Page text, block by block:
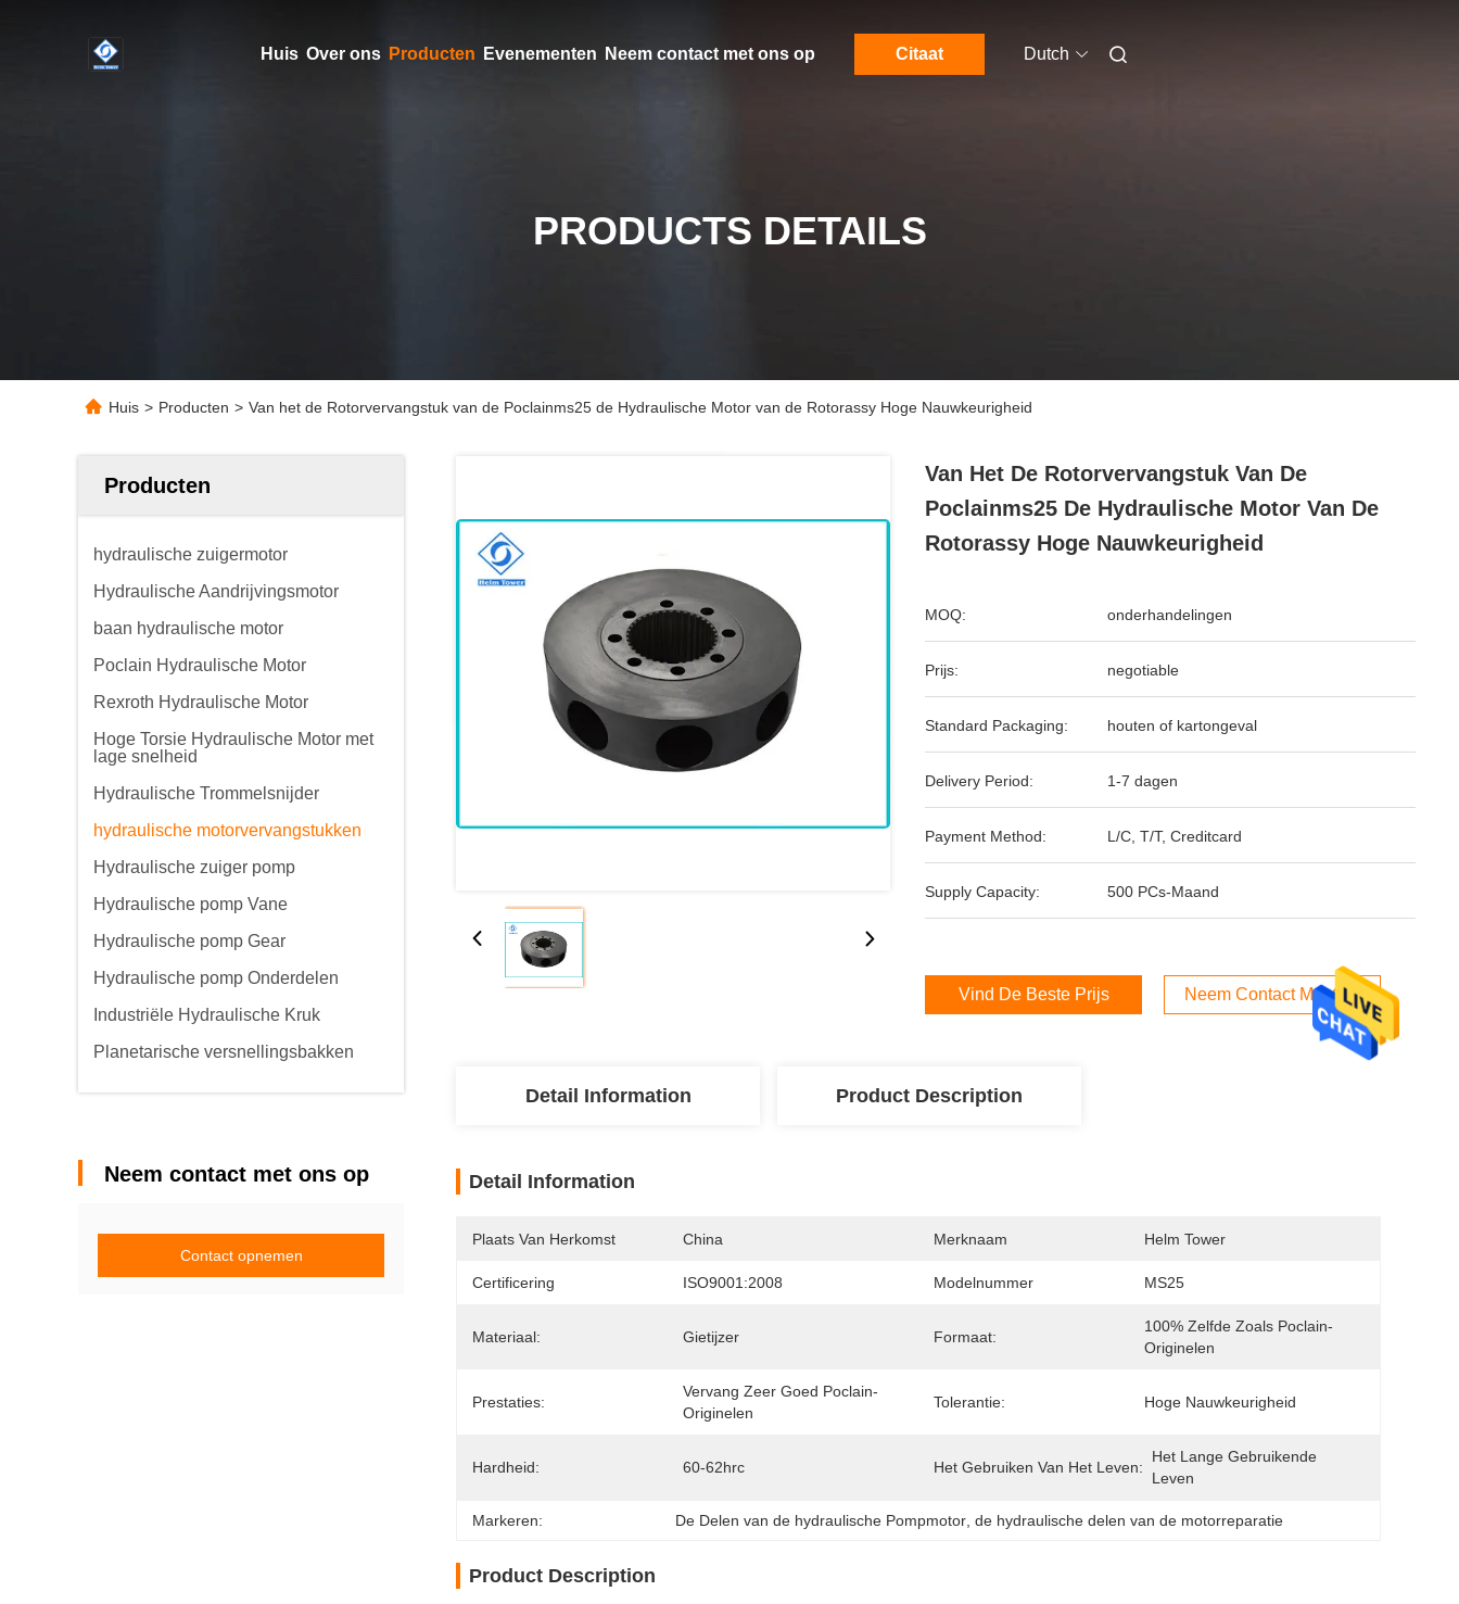
Huis Over ons Producten Evenementen Neem contact met ons op Citaat Dutch
PRODUCTS DETAILS
Huis > Producten > Van het de Rotorvervangstuk van de Poclainms25 de Hydraulische Motor van de Rotorassy Hoge Nauwkeurigheid
Producten
hydraulische zuigermotor
Hydraulische Aandrijvingsmotor
baan hydraulische motor
Poclain Hydraulische Motor
Rexroth Hydraulische Motor
Hoge Torsie Hydraulische Motor met
lage snelheid
Hydraulische Trommelsnijder
hydraulische motorvervangstukken
Hydraulische zuiger pomp
Hydraulische pomp Vane
Hydraulische pomp Gear
Hydraulische pomp Onderdelen
Industriële Hydraulische Kruk
Planetarische versnellingsbakken
Neem contact met ons op
Contact opnemen
Van Het De Rotorvervangstuk Van De
Poclainms25 De Hydraulische Motor Van De
Rotorassy Hoge Nauwkeurigheid
MOQ: onderhandelingen
Prijs: negotiable
Standard Packaging: houten of kartongeval
Delivery Period: 1-7 dagen
Payment Method: L/C, T/T, Creditcard
Supply Capacity: 500 PCs-Maand
Vind De Beste Prijs Neem Contact Met Ons Op
Detail Information Product Description
Detail Information
Plaats Van Herkomst China Merknaam Helm Tower
Certificering ISO9001:2008 Modelnummer MS25
Materiaal: Gietijzer Formaat:
100% Zelfde Zoals Poclain-
Originelen
Prestaties:
Vervang Zeer Goed Poclain-
Originelen
Tolerantie: Hoge Nauwkeurigheid
Hardheid: 60-62hrc Het Gebruiken Van Het Leven:
Het Lange Gebruikende
Leven
Markeren: De Delen van de hydraulische Pompmotor , de hydraulische delen van de motorreparatie
Product Description